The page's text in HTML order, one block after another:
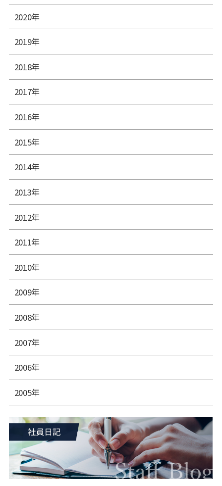
2020年
2019年
2018年
2017年
2016年
2015年
2014年
2013年
2012年
2011年
2010年
2009年
2008年
2007年
2006年
2005年